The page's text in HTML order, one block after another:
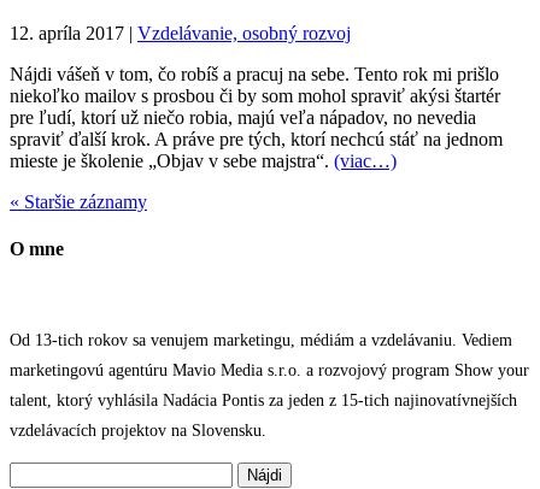
12. apríla 2017 | Vzdelávanie, osobný rozvoj
Nájdi vášeň v tom, čo robíš a pracuj na sebe. Tento rok mi prišlo
niekoľko mailov s prosbou či by som mohol spraviť akýsi štartér
pre ľudí, ktorí už niečo robia, majú veľa nápadov, no nevedia
spraviť ďalší krok. A práve pre tých, ktorí nechcú stáť na jednom
mieste je školenie „Objav v sebe majstra“. (viac…)
« Staršie záznamy
O mne
Od 13-tich rokov sa venujem marketingu, médiám a vzdelávaniu. Vediem
marketingovú agentúru Mavio Media s.r.o. a rozvojový program Show your
talent, ktorý vyhlásila Nadácia Pontis za jeden z 15-tich najinovatívnejších
vzdelávacích projektov na Slovensku.